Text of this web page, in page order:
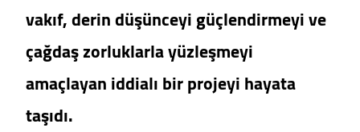
vakıf, derin düşünceyi güçlendirmeyi ve
çağdaş zorluklarla yüzleşmeyi
amaçlayan iddialı bir projeyi hayata
taşıdı.